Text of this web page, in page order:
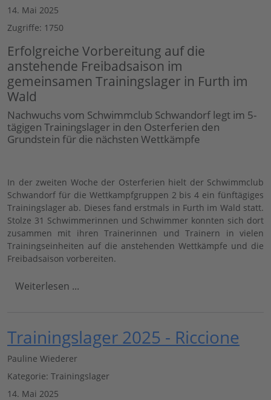
14. Mai 2025
Zugriffe: 1750
Erfolgreiche Vorbereitung auf die
anstehende Freibadsaison im
gemeinsamen Trainingslager in Furth im
Wald
Nachwuchs vom Schwimmclub Schwandorf legt im 5-
tägigen Trainingslager in den Osterferien den
Grundstein für die nächsten Wettkämpfe
In der zweiten Woche der Osterferien hielt der Schwimmclub
Schwandorf für die Wettkampfgruppen 2 bis 4 ein fünftägiges
Trainingslager ab. Dieses fand erstmals in Furth im Wald statt.
Stolze 31 Schwimmerinnen und Schwimmer konnten sich dort
zusammen mit ihren Trainerinnen und Trainern in vielen
Trainingseinheiten auf die anstehenden Wettkämpfe und die
Freibadsaison vorbereiten.
Weiterlesen ...
Trainingslager 2025 - Riccione
Pauline Wiederer
Kategorie: Trainingslager
14. Mai 2025